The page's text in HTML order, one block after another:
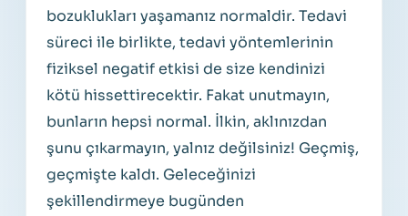
bozuklukları yaşamanız normaldir. Tedavi
süreci ile birlikte, tedavi yöntemlerinin
fiziksel negatif etkisi de size kendinizi
kötü hissettirecektir. Fakat unutmayın,
bunların hepsi normal. İlkin, aklınızdan
şunu çıkarmayın, yalnız değilsiniz! Geçmiş,
geçmişte kaldı. Geleceğinizi
şekillendirmeye bugünden